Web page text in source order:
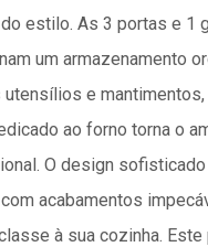
estilo. As 3 portas e 1
um armazenamento
utensílios e mantimentos,
ao forno torna o
O design sofisticado
acabamentos
à sua cozinha. Este